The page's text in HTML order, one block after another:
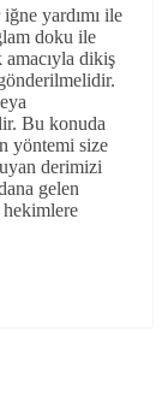
iğne yardımı ile
doku ile
amacıyla dikiş
Bu konuda
yöntemi size
derimizi
gelen